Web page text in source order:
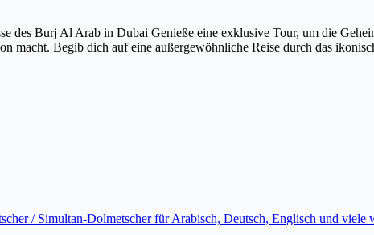
des Burj Al Arab in Dubai Genieße eine exklusive Tour, um die
macht. Begib dich auf eine außergewöhnliche Reise durch das
/ Simultan-Dolmetscher für Arabisch, Deutsch, Englisch und